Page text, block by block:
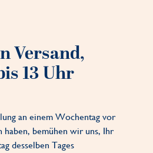
Versand,
13 Uhr
an einem Wochentag vor
haben, bemühen wir uns, Ihr
desselben Tages